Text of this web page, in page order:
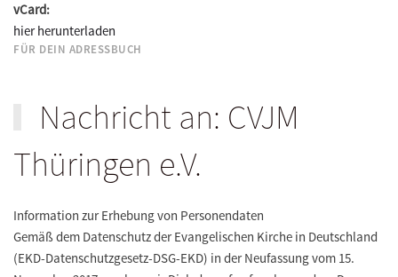
vCard:
hier herunterladen
FÜR DEIN ADRESSBUCH
Nachricht an: CVJM
Thüringen e.V.
Information zur Erhebung von Personendaten
Gemäß dem Datenschutz der Evangelischen Kirche in Deutschland
(EKD-Datenschutzgesetz-DSG-EKD) in der Neufassung vom 15.